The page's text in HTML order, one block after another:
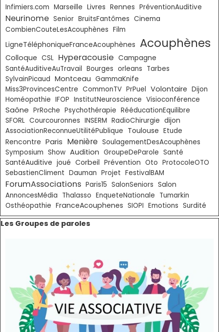
Infimiers.com Marseille Livres Rennes PréventionAuditive
Neurinome Senior BruitsFantômes Cinema
CombienCouteLesAcouphènes Film
LigneTéléphoniqueFranceAcouphènes Acouphènes
Colloque CSL Hyperacousie Campagne
SantéAuditiveAuTravail Bourges orleans Tarbes
SylvainPicaud Montceau GammaKnife
Miss3ProvincesCentre CommonTV PrPuel Volontaire Dijon
Homéopathie IFOP InstitutNeuroscience Visioconférence
Saône PrRoche Psychothérapie RééducationEquilibre
SFORL Courcouronnes INSERM RadioChirurgie dijon
AssociationReconnueUtilitéPublique Toulouse Etude
Rencontre Paris Menière SoulagementDesAcouphènes
Symposium Show Audition GroupeDeParole Santé
SantéAuditive joué Corbeil Prévention Oto ProtocoleOTO
SebastienCliment Dauman Projet FestivalBAM
ForumAssociations Paris15 SalonSeniors Salon
AnnoncesMédia Thalasso EnqueteNationale Tumarkin
Osthéopathie FranceAcouphenes SIOPI Emotions Surdité
Sauter le bloc Les Groupes de paroles
Les Groupes de paroles